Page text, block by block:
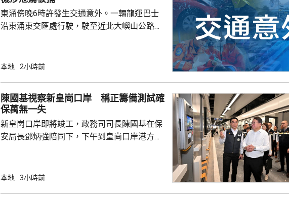
東涌傍晚6時許發生交通意外。一輛龍運巴士
沿東涌東交匯處行駛，駛至近北大嶼山公路出
體多處受傷，昏迷送往北大嶼山醫院治理。
往沙田的路線E42巴士，已即時暫停涉事車長
駕駛職務，派員到醫院慰問傷者，並會配合警
方調查事故原因。
本地 2小時前
陳國基視察新皇崗口岸 稱正籌備測試確
保萬無一失
新皇崗口岸即將竣工，政務司司長陳國基在保
安局長鄧炳強陪同下，下午到皇崗口岸港方口
跨部門工作小組，正籌備綜合營運測試、公共
本地 3小時前